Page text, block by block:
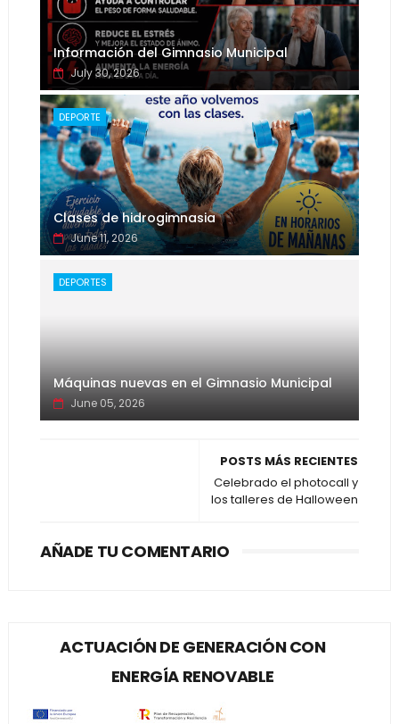
Información del Gimnasio Municipal
July 30, 2026
DEPORTE
Clases de hidrogimnasia
June 11, 2026
DEPORTES
Máquinas nuevas en el Gimnasio Municipal
June 05, 2026
POSTS MÁS RECIENTES
Celebrado el photocall y
los talleres de Halloween
AÑADE TU COMENTARIO
ACTUACIÓN DE GENERACIÓN CON
ENERGÍA RENOVABLE